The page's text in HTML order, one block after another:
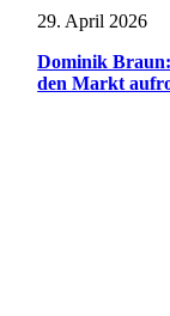
29. April 2026
Dominik
den Markt